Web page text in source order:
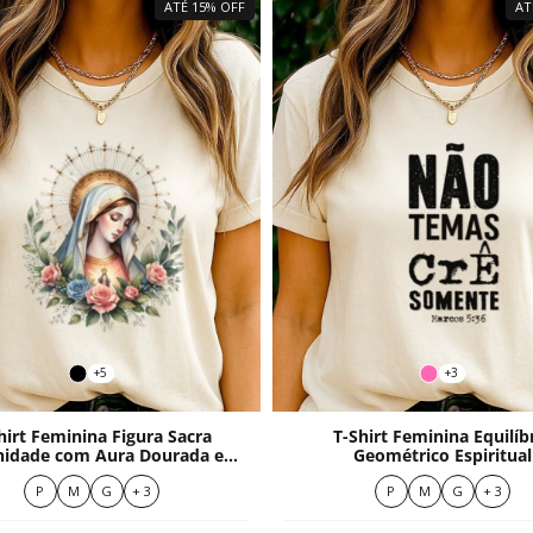
ATÉ 15% OFF
+5
Feminina Figura Sacra
com Aura Dourada e
Flores Suaves
P M G + 3
+3
T-Shirt Feminina
Geométrico Espiritual
P M G + 3